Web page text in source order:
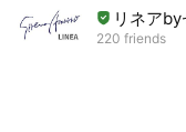
リネア
220 friends